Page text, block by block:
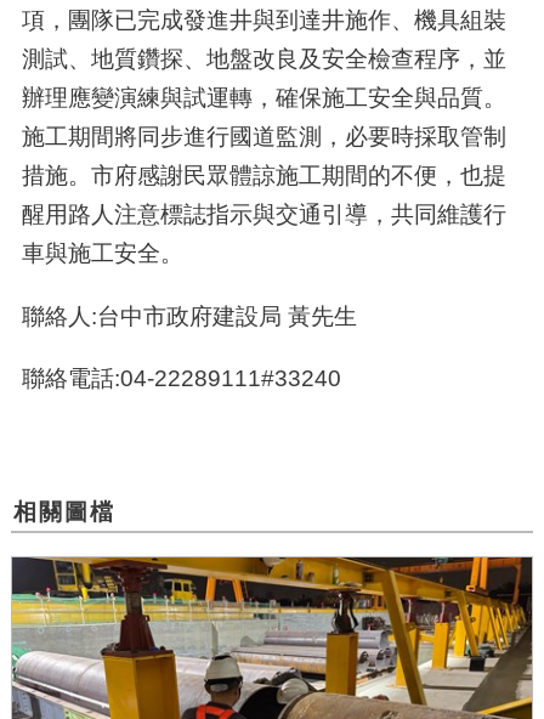
項，團隊已完成發進井與到達井施作、機具組裝
測試、地質鑽探、地盤改良及安全檢查程序，並
辦理應變演練與試運轉，確保施工安全與品質。
施工期間將同步進行國道監測，必要時採取管制
措施。市府感謝民眾體諒施工期間的不便，也提
醒用路人注意標誌指示與交通引導，共同維護行
車與施工安全。
聯絡人:台中市政府建設局 黃先生
聯絡電話:04-22289111#33240
相關圖檔